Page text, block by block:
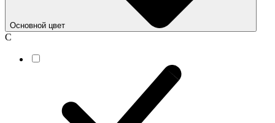
Основной цвет
С